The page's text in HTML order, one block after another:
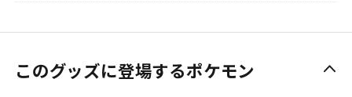
このグッズに登場するポケモン